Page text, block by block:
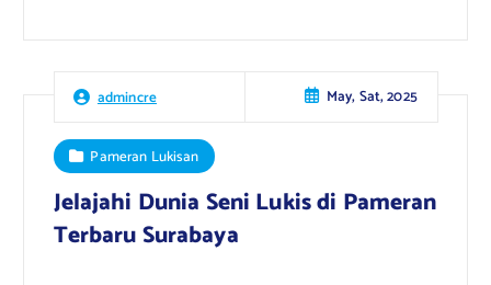
admincre May, Sat, 2025
Pameran Lukisan
Jelajahi Dunia Seni Lukis di Pameran
Terbaru Surabaya